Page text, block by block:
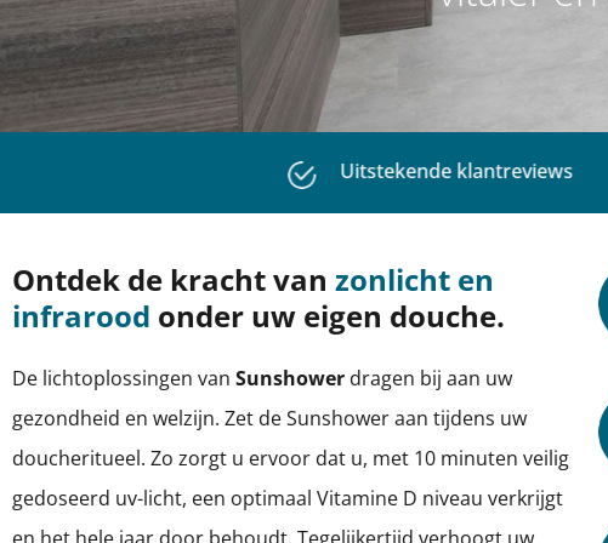
Uitstekende klantreviews
Ontdek de kracht van zonlicht en
infrarood onder uw eigen douche.
De lichtoplossingen van Sunshower dragen bij aan uw
gezondheid en welzijn. Zet de Sunshower aan tijdens uw
doucheritueel. Zo zorgt u ervoor dat u, met 10 minuten veilig
gedoseerd uv-licht, een optimaal Vitamine D niveau verkrijgt
en het hele jaar door behoudt. Tegelijkertijd verhoogt uw